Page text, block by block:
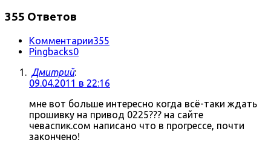
355 Ответов
Комментарии355
Pingbacks0
Дмитрий:
09.04.2011 в 22:16
мне вот больше интересно когда всё-таки ждать
прошивку на привод 0225??? на сайте
чеваспик.сом написано что в прогрессе, почти
закончено!